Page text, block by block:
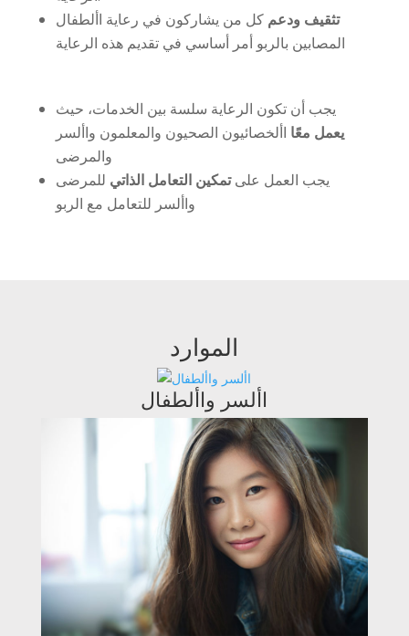
تثقيف ودعم كل من يشاركون في رعاية األطفال
المصابين بالربو أمر أساسي في تقديم هذه الرعاية
يجب أن تكون الرعاية سلسة بين الخدمات، حيث
يعمل معًا األخصائيون الصحيون والمعلمون واألسر
والمرضى
يجب العمل علىتمكين التعامل الذاتي للمرضى
واألسر للتعامل مع الربو
الموارد
األسر واألطفال